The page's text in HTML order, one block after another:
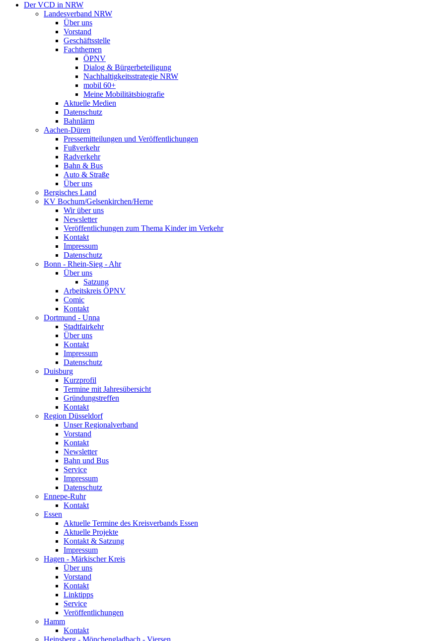
Der VCD in NRW
Landesverband NRW
Über uns
Vorstand
Geschäftsstelle
Fachthemen
ÖPNV
Dialog & Bürgerbeteiligung
Nachhaltigkeitsstrategie NRW
mobil 60+
Meine Mobilitätsbiografie
Aktuelle Medien
Datenschutz
Bahnlärm
Aachen-Düren
Pressemitteilungen und Veröffentlichungen
Fußverkehr
Radverkehr
Bahn & Bus
Auto & Straße
Über uns
Bergisches Land
KV Bochum/Gelsenkirchen/Herne
Wir über uns
Newsletter
Veröffentlichungen zum Thema Kinder im Verkehr
Kontakt
Impressum
Datenschutz
Bonn - Rhein-Sieg - Ahr
Über uns
Satzung
Arbeitskreis ÖPNV
Comic
Kontakt
Dortmund - Unna
Stadtfairkehr
Über uns
Kontakt
Impressum
Datenschutz
Duisburg
Kurzprofil
Termine mit Jahresübersicht
Gründungstreffen
Kontakt
Region Düsseldorf
Unser Regionalverband
Vorstand
Kontakt
Newsletter
Bahn und Bus
Service
Impressum
Datenschutz
Ennepe-Ruhr
Kontakt
Essen
Aktuelle Termine des Kreisverbands Essen
Aktuelle Projekte
Kontakt & Satzung
Impressum
Hagen - Märkischer Kreis
Über uns
Vorstand
Kontakt
Linktipps
Service
Veröffentlichungen
Hamm
Kontakt
Heinsberg - Mönchengladbach - Viersen